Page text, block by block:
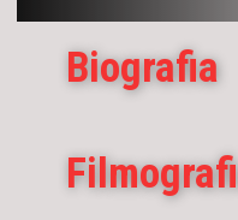
Biografia